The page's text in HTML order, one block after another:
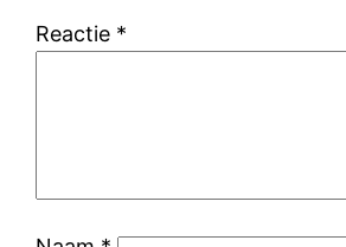
Reactie *